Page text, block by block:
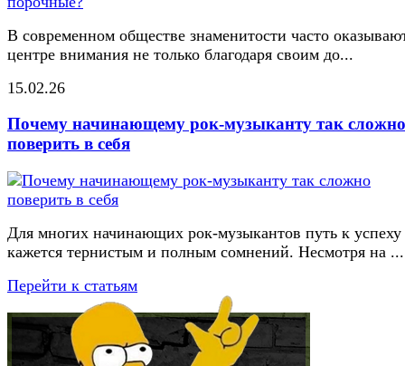
В современном обществе знаменитости часто
центре внимания не только благодаря своим до...
15.02.26
Почему начинающему рок-музыканту так сложно
поверить в себя
Для многих начинающих рок-музыкантов путь к успеху
кажется тернистым и полным сомнений. Несмотря на ...
Перейти к статьям